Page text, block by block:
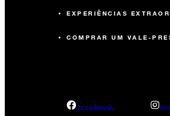
EXPERIÊNCIAS
COMPRAR UM VALE-
facebook